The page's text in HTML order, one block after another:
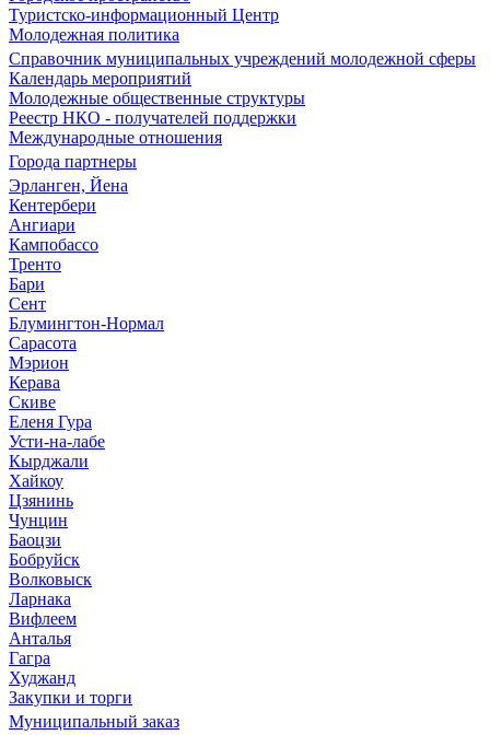
Туристско-информационный Центр
Молодежная политика
Справочник муниципальных учреждений молодежной сферы
Календарь мероприятий
Молодежные общественные структуры
Реестр НКО - получателей поддержки
Международные отношения
Города партнеры
Эрланген, Йена
Кентербери
Ангиари
Кампобассо
Тренто
Бари
Сент
Блумингтон-Нормал
Сарасота
Мэрион
Керава
Скиве
Еленя Гура
Усти-на-лабе
Кырджали
Хайкоу
Цзянинь
Чунцин
Баоцзи
Бобруйск
Волковыск
Ларнака
Вифлеем
Анталья
Гагра
Худжанд
Закупки и торги
Муниципальный заказ